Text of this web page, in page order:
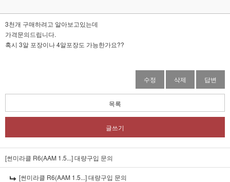
3천개 구매하려고 알아보고있는데
가격문의드립니다.
혹시 3알 포장이나 4알포장도 가능한가요??
수정 삭제 답변
목록
글쓰기
[썬미라클 R6(AAM 1.5...]대량구입 문의
[썬미라클 R6(AAM 1.5...]대량구입 문의